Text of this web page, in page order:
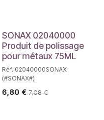
SONAX 02040000
Produit de polissage
pour métaux 75ML
Réf. 02040000SONAX
(#SONAX#)
6,80 € 7,08€